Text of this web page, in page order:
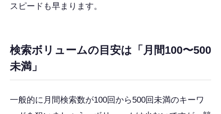
スピードも早まります。
検索ボリュームの目安は「月間100〜500
未満」
一般的に月間検索数が100回から500回未満のキーワ